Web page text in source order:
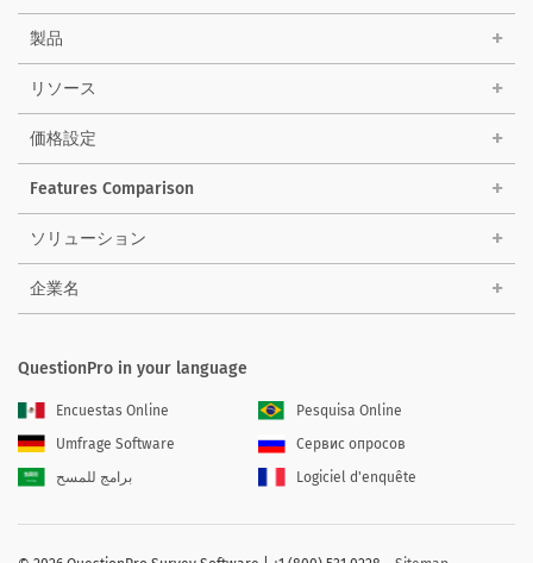
製品
リソース
価格設定
Features Comparison
ソリューション
企業名
QuestionPro in your language
Encuestas Online
Pesquisa Online
Umfrage Software
Сервис опросов
برامج للمسح
Logiciel d'enquête